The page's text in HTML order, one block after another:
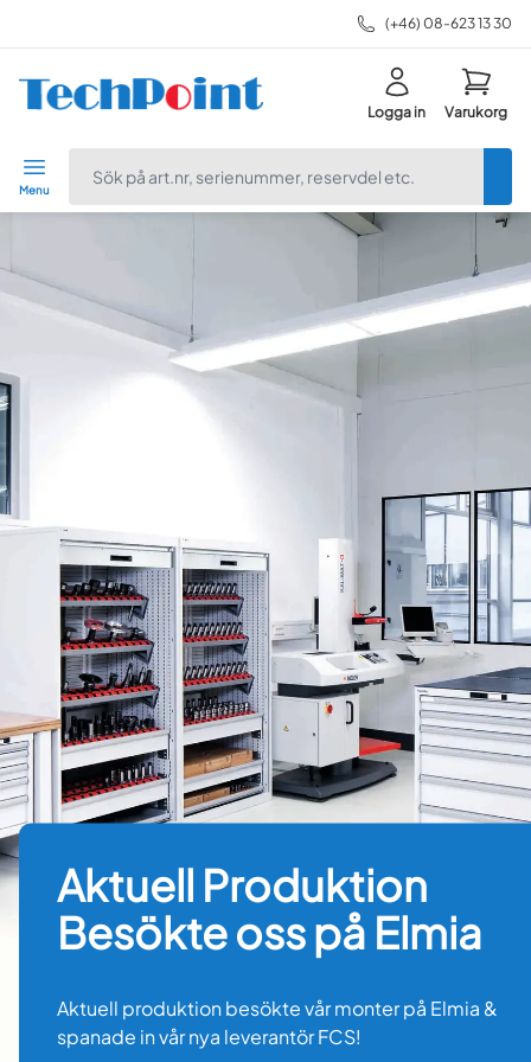
(+46) 08-623 13 30
Menu
Logga in Varukorg
Aktuell Produktion
Besökte oss på Elmia
Aktuell produktion besökte vår monter på Elmia &
spanade in vår nya leverantör FCS!